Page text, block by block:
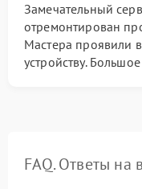
Замечательный
отремонтирован
Мастера проявили
устройству.
FAQ. Ответы на